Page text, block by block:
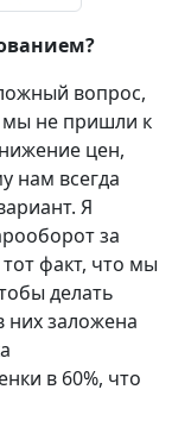
вопрос,
мы не пришли к
цен,
нам всегда
Я
за
факт, что мы
делать
них заложена
в 60%, что